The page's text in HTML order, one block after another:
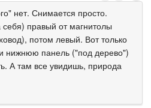
нет. Снимается просто.
правый от магнитолы
потом левый. Вот только
нижнюю панель ("под дерево")
А там все увидишь, природа